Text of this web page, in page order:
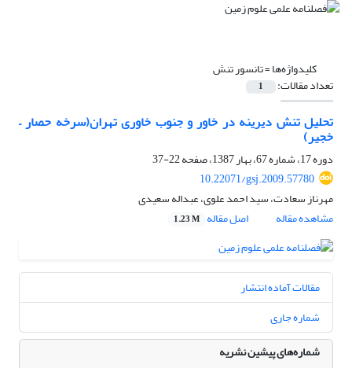
کلیدواژه‌ها =تانسور تنش
تعداد مقالات: 1
تحلیل تنش دیرینه در خاور و جنوب خاوری تهران(سرخه حصار –
خجیر)
دوره 17، شماره 67، بهار 1387، صفحه
22-37
10.22071/gsj.2009.57780
مهرناز سعادت، سید احمد علوی، عبداله سعیدی
مشاهده مقاله
اصل مقاله 1.23 M
مقالات آماده انتشار
شماره جاری
شماره‌های پیشین نشریه